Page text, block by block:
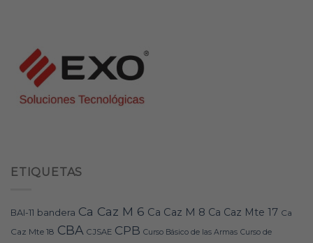
ETIQUETAS
BAI-11 bandera Ca Caz M 6 Ca Caz M 8 Ca Caz Mte 17 Ca
Caz Mte 18 CBA CJSAE CPB Curso Básico de las Armas Curso de